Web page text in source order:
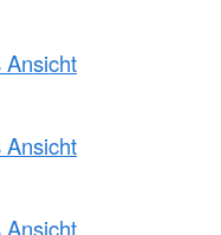
Ansicht
Ansicht
Ansicht